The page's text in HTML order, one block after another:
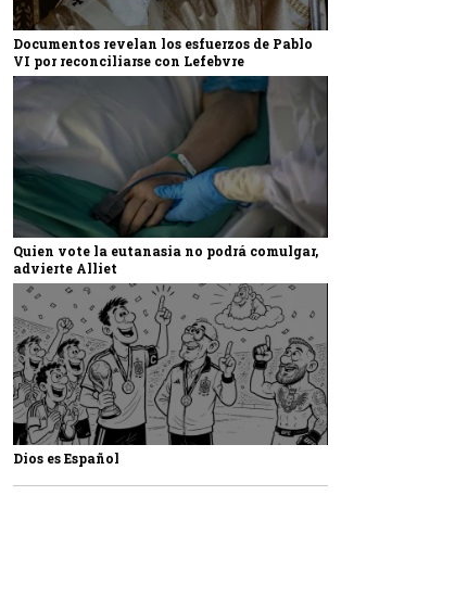
Documentos revelan los esfuerzos de Pablo
VI por reconciliarse con Lefebvre
Quien vote la eutanasia no podrá comulgar,
advierte Alliet
Dios es Español